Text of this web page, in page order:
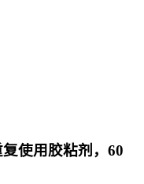
使用胶粘剂，60